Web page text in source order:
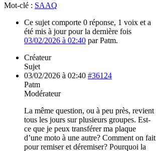
Mot-clé : SAAQ
Ce sujet comporte 0 réponse, 1 voix et a
été mis à jour pour la dernière fois
03/02/2026 à 02:40 par Patm.
Créateur
Sujet
03/02/2026 à 02:40 #36124
Patm
Modérateur
La même question, ou à peu près, revient
tous les jours sur plusieurs groupes. Est-
ce que je peux transférer ma plaque
d’une moto à une autre? Comment on fait
pour remiser et déremiser? Pourquoi la